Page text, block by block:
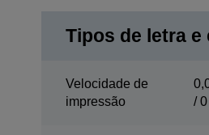
Tipos de letra e
Velocidade de
impressão
/